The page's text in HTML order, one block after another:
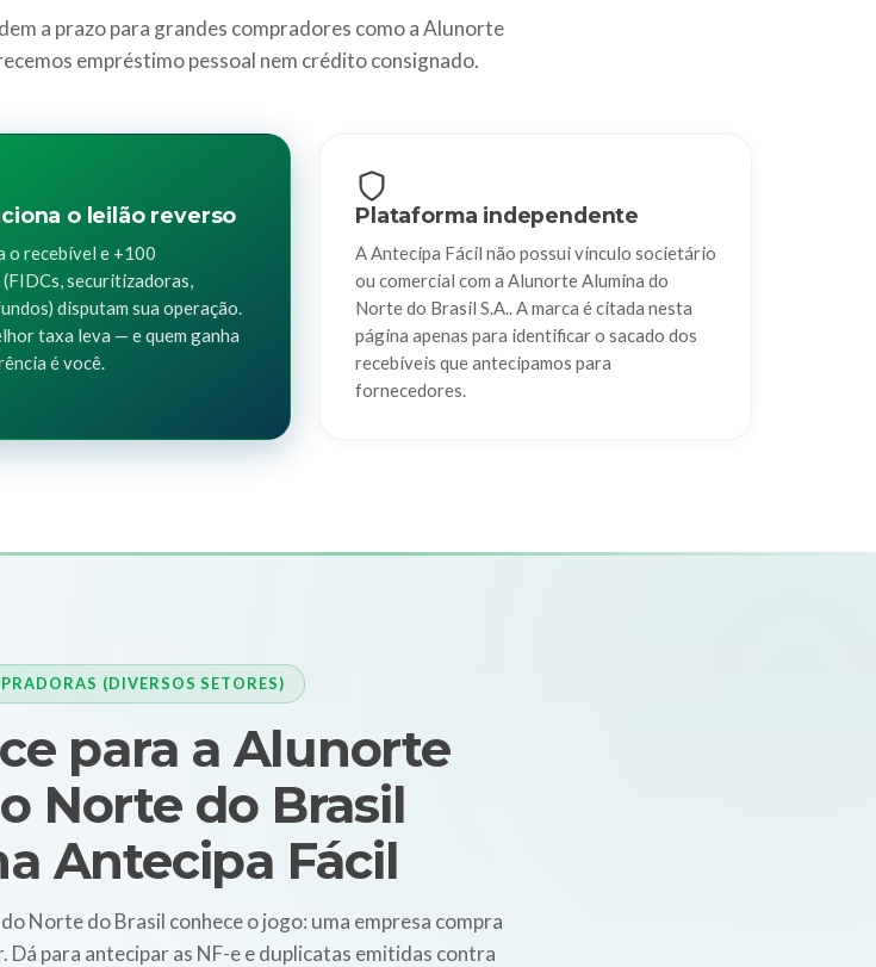
a prazo para grandes compradores como a Alunorte
empréstimo pessoal nem crédito consignado.
o leilão reverso
o recebível e +100
securitizadoras,
disputam sua operação.
taxa leva — e quem ganha
é você.
Plataforma independente
A Antecipa Fácil não possui vínculo societário
ou comercial com a Alunorte Alumina do
Norte do Brasil S.A.. A marca é citada nesta
página apenas para identificar o sacado dos
recebíveis que antecipamos para
fornecedores.
(DIVERSOS SETORES)
para a Alunorte
Norte do Brasil
Antecipa Fácil
Norte do Brasil conhece o jogo: uma empresa compra
Dá para antecipar as NF-e e duplicatas emitidas contra